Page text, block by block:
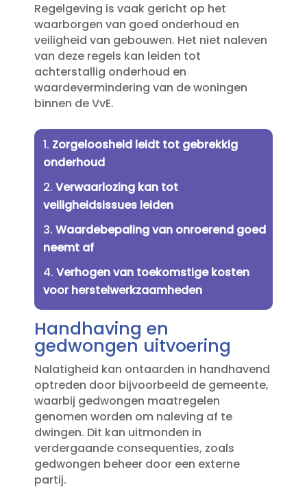
Regelgeving is vaak gericht op het
waarborgen van goed onderhoud en
veiligheid van gebouwen.​ Het niet naleven
van deze regels kan leiden tot
achterstallig onderhoud en
waardevermindering van de woningen
binnen de VvE.​
Zorgeloosheid leidt tot gebrekkig
onderhoud
Verwaarlozing kan tot
veiligheidsissues leiden
Waardebepaling van onroerend goed
neemt af
Verhogen van toekomstige kosten
voor herstelwerkzaamheden
Handhaving en
gedwongen uitvoering
Nalatigheid kan ontaarden in handhavend
optreden door bijvoorbeeld de gemeente,
waarbij gedwongen maatregelen
genomen worden om naleving af te
dwingen.​ Dit kan uitmonden in
verdergaande consequenties, zoals
gedwongen beheer door een externe
partij.​